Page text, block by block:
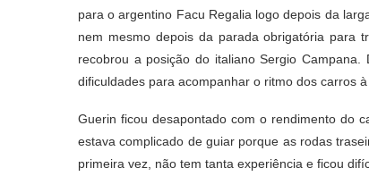
para o argentino Facu Regalia logo depois da
nem mesmo depois da parada obrigatória para
recobrou a posição do italiano Sergio
dificuldades para acompanhar o ritmo dos carros à
Guerin ficou desapontado com o rendimento do
estava complicado de guiar porque as rodas
primeira vez, não tem tanta experiência e ficou